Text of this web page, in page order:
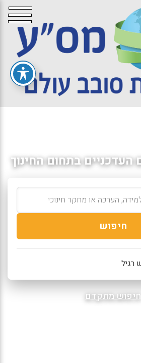
בתחום החינוך
חיפוש
רגיל
חיפוש מתקדם